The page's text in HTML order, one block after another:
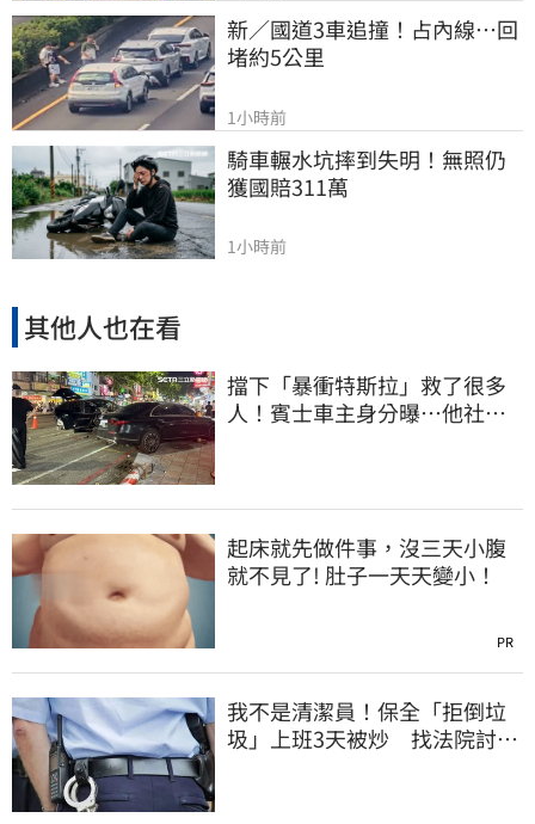
新／國道3車追撞！占內線…回
堵約5公里
1小時前
騎車輾水坑摔到失明！無照仍
獲國賠311萬
1小時前
其他人也在看
擋下「暴衝特斯拉」救了很多
人！賓士車主身分曝…他社群
起床就先做件事，沒三天小腹
就不見了! 肚子一天天變小！
PR
我不是清潔員！保全「拒倒垃
圾」上班3天被炒 找法院討公